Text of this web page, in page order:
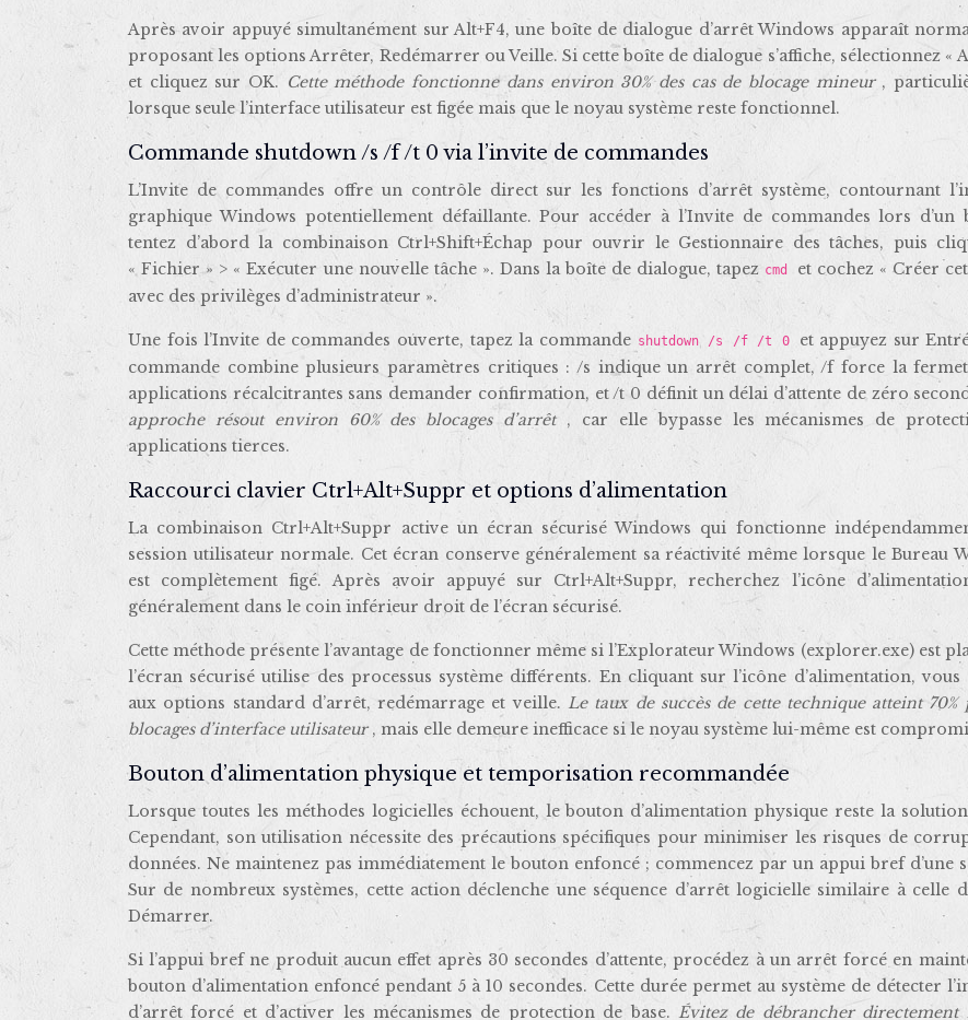
Après avoir appuyé simultanément sur Alt+F4, une boîte de dialogue d’arrêt Windows apparaît
proposant les options Arrêter, Redémarrer ou Veille. Si cette boîte de dialogue s’affiche, sélectionnez «
et cliquez sur OK. Cette méthode fonctionne dans environ 30% des cas de blocage mineur ,
lorsque seule l’interface utilisateur est figée mais que le noyau système reste fonctionnel.
Commande shutdown /s /f /t 0 via l’invite de commandes
L’Invite de commandes offre un contrôle direct sur les fonctions d’arrêt système, contournant
graphique Windows potentiellement défaillante. Pour accéder à l’Invite de commandes lors d’un
tentez d’abord la combinaison Ctrl+Shift+Échap pour ouvrir le Gestionnaire des tâches, puis
« Fichier » > « Exécuter une nouvelle tâche ». Dans la boîte de dialogue, tapez cmd
et cochez « Créer
avec des privilèges d’administrateur ».
Une fois l’Invite de commandes ouverte, tapez la commande shutdown /s /f /t 0
et appuyez sur
commande combine plusieurs paramètres critiques : /s indique un arrêt complet, /f force la
applications récalcitrantes sans demander confirmation, et /t 0 définit un délai d’attente de zéro
approche résout environ 60% des blocages d’arrêt , car elle bypasse les mécanismes de
applications tierces.
Raccourci clavier Ctrl+Alt+Suppr et options d’alimentation
La combinaison Ctrl+Alt+Suppr active un écran sécurisé Windows qui fonctionne
session utilisateur normale. Cet écran conserve généralement sa réactivité même lorsque le Bureau
est complètement figé. Après avoir appuyé sur Ctrl+Alt+Suppr, recherchez l’icône
généralement dans le coin inférieur droit de l’écran sécurisé.
Cette méthode présente l’avantage de fonctionner même si l’Explorateur Windows (explorer.exe) est
l’écran sécurisé utilise des processus système différents. En cliquant sur l’icône d’alimentation, vous
aux options standard d’arrêt, redémarrage et veille.Le taux de succès de cette technique atteint 70%
blocages d’interface utilisateur , mais elle demeure inefficace si le noyau système lui-même est
Bouton d’alimentation physique et temporisation recommandée
Lorsque toutes les méthodes logicielles échouent, le bouton d’alimentation physique reste la
Cependant, son utilisation nécessite des précautions spécifiques pour minimiser les risques de
données. Ne maintenez pas immédiatement le bouton enfoncé ; commencez par un appui bref d’une
Sur de nombreux systèmes, cette action déclenche une séquence d’arrêt logicielle similaire à celle
Démarrer.
Si l’appui bref ne produit aucun effet après 30 secondes d’attente, procédez à un arrêt forcé en
bouton d’alimentation enfoncé pendant 5 à 10 secondes. Cette durée permet au système de détecter
d’arrêt forcé et d’activer les mécanismes de protection de base. Évitez de débrancher directement